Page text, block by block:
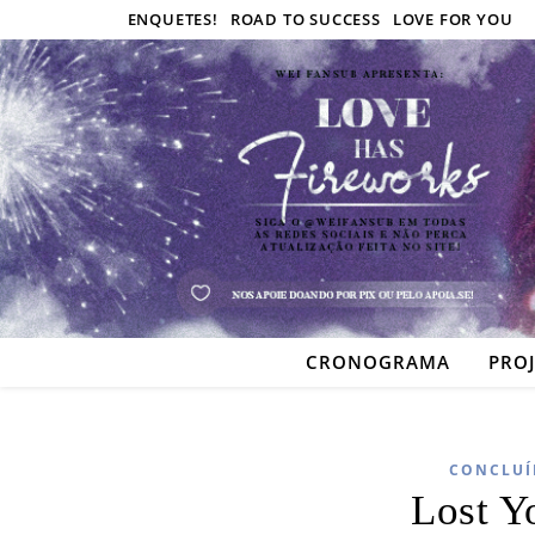
ENQUETES! ROAD TO SUCCESS LOVE FOR YOU
CRONOGRAMA
Lost